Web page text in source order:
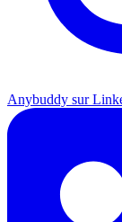
Anybuddy sur